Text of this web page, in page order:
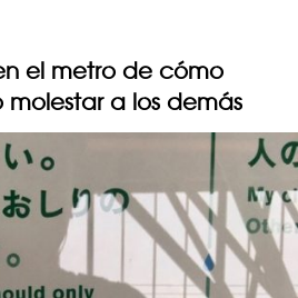
el metro de cómo
molestar a los demás